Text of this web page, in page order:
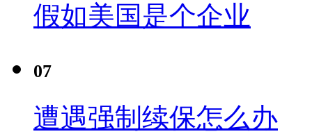
假如美国是个企业
07
遭遇强制续保怎么办